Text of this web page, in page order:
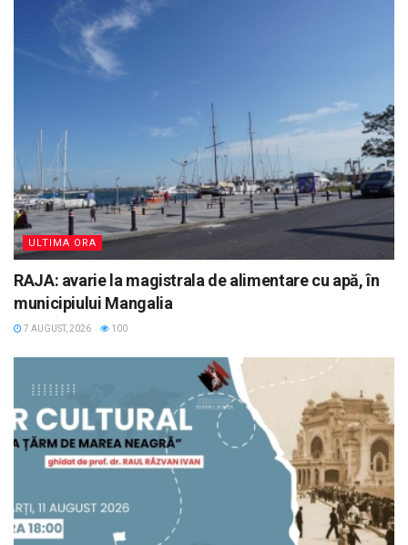
ULTIMA ORA
RAJA: avarie la magistrala de alimentare cu apă, în
municipiului Mangalia
7 AUGUST, 2026 100